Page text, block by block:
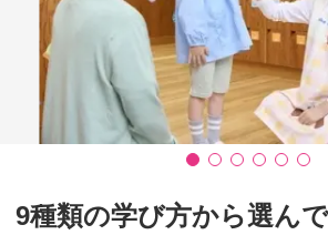
9種類の学び方から選ん